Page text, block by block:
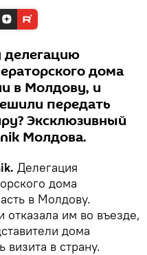
делегацию
дома
в Молдову, и
передать
Эксклюзивный
Молдова.
Делегация
дома
в Молдову.
отказала им во въезде,
дома
в страну.